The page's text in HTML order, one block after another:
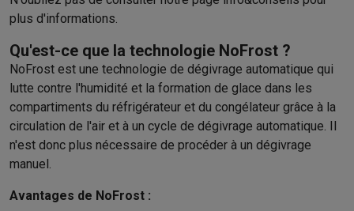
plus d'informations.
Qu'est-ce que la technologie NoFrost ?
NoFrost est une technologie de dégivrage automatique qui
lutte contre l'humidité et la formation de glace dans les
compartiments du réfrigérateur et du congélateur grâce à la
circulation de l'air et à un cycle de dégivrage automatique. Il
n'est donc plus nécessaire de procéder à un dégivrage
manuel.
Avantages de NoFrost :